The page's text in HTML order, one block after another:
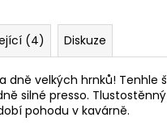
(4) Diskuze
dně velkých hrnků! Tenhle
silné presso.
pohodu v kavárně.